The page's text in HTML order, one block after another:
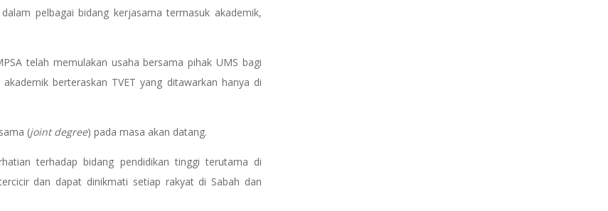
pelbagai bidang kerjasama termasuk akademik,
telah memulakan usaha bersama pihak UMS bagi
berteraskan TVET yang ditawarkan hanya di
(joint degree) pada masa akan datang.
terhadap bidang pendidikan tinggi terutama di
dan dapat dinikmati setiap rakyat di Sabah dan